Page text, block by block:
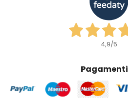
4,9/5
Pagamenti